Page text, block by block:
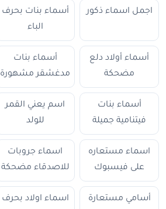
اجمل اسماء ذكور
أسماء بنات بحرف
الباء
أسماء أولاد دلع
مضحكة
أسماء بنات
مدغشقر مشهورة
أسماء بنات
فيتنامية جميلة
اسم يعني القمر
للولد
اسماء مستعاره
على فيسبوك
اسماء جروبات
للاصدقاء مضحكة
أسامي مستعارة
اسماء اولاد بحرف